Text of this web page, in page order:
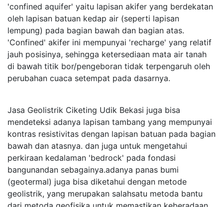
'confined aquifer' yaitu lapisan akifer yang berdekatan
oleh lapisan batuan kedap air (seperti lapisan
lempung) pada bagian bawah dan bagian atas.
'Confined' akifer ini mempunyai 'recharge' yang relatif
jauh posisinya, sehingga ketersediaan mata air tanah
di bawah titik bor/pengeboran tidak terpengaruh oleh
perubahan cuaca setempat pada dasarnya.
Jasa Geolistrik Ciketing Udik Bekasi juga bisa
mendeteksi adanya lapisan tambang yang mempunyai
kontras resistivitas dengan lapisan batuan pada bagian
bawah dan atasnya. dan juga untuk mengetahui
perkiraan kedalaman 'bedrock' pada fondasi
bangunandan sebagainya.adanya panas bumi
(geotermal) juga bisa diketahui dengan metode
geolistrik, yang merupakan salahsatu metoda bantu